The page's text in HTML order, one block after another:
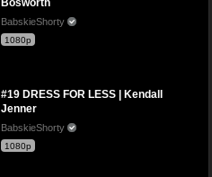
BabskieShorty
1080p
#19 DRESS FOR LESS | Kendall
Jenner
BabskieShorty
1080p